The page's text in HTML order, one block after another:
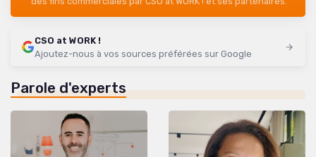
CSO at WORK !
Ajoutez-nous à vos sources préférées sur Google
Parole d'experts